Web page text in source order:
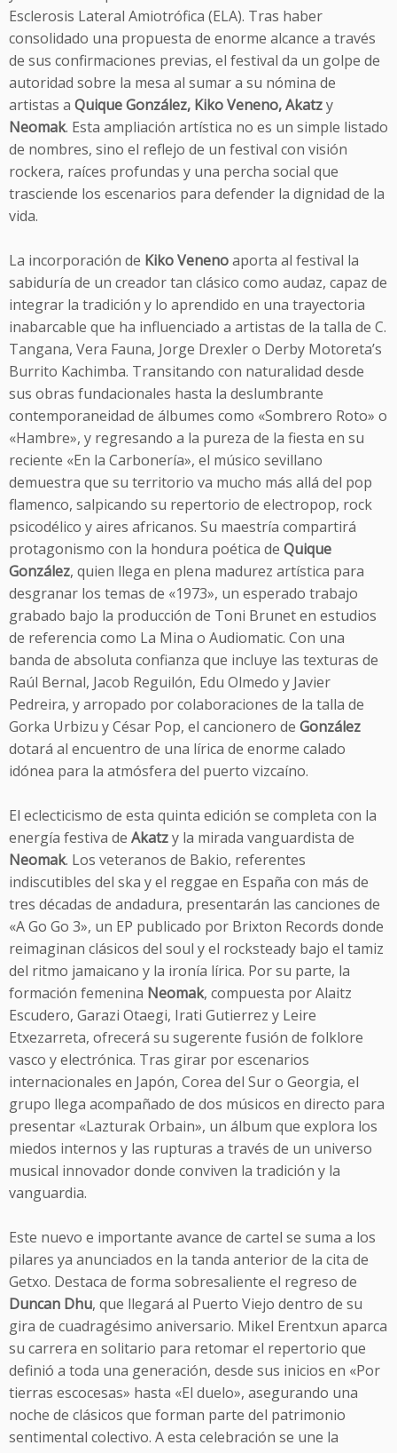
Esclerosis Lateral Amiotrófica (ELA). Tras haber
consolidado una propuesta de enorme alcance a través
de sus confirmaciones previas, el festival da un golpe de
autoridad sobre la mesa al sumar a su nómina de
artistas a Quique González, Kiko Veneno, Akatzy
Neomak. Esta ampliación artística no es un simple listado
de nombres, sino el reflejo de un festival con visión
rockera, raíces profundas y una percha social que
trasciende los escenarios para defender la dignidad de la
vida.
La incorporación de Kiko Venenoaporta al festival la
sabiduría de un creador tan clásico como audaz, capaz de
integrar la tradición y lo aprendido en una trayectoria
inabarcable que ha influenciado a artistas de la talla de C.
Tangana, Vera Fauna, Jorge Drexler o Derby Motoreta’s
Burrito Kachimba. Transitando con naturalidad desde
sus obras fundacionales hasta la deslumbrante
contemporaneidad de álbumes como «Sombrero Roto» o
«Hambre», y regresando a la pureza de la fiesta en su
reciente «En la Carbonería», el músico sevillano
demuestra que su territorio va mucho más allá del pop
flamenco, salpicando su repertorio de electropop, rock
psicodélico y aires africanos. Su maestría compartirá
protagonismo con la hondura poética de Quique
González, quien llega en plena madurez artística para
desgranar los temas de «1973», un esperado trabajo
grabado bajo la producción de Toni Brunet en estudios
de referencia como La Mina o Audiomatic. Con una
banda de absoluta confianza que incluye las texturas de
Raúl Bernal, Jacob Reguilón, Edu Olmedo y Javier
Pedreira, y arropado por colaboraciones de la talla de
Gorka Urbizu y César Pop, el cancionero de González
dotará al encuentro de una lírica de enorme calado
idónea para la atmósfera del puerto vizcaíno.
El eclecticismo de esta quinta edición se completa con la
energía festiva de Akatzy la mirada vanguardista de
Neomak. Los veteranos de Bakio, referentes
indiscutibles del ska y el reggae en España con más de
tres décadas de andadura, presentarán las canciones de
«A Go Go 3», un EP publicado por Brixton Records donde
reimaginan clásicos del soul y el rocksteady bajo el tamiz
del ritmo jamaicano y la ironía lírica. Por su parte, la
formación femenina Neomak, compuesta por Alaitz
Escudero, Garazi Otaegi, Irati Gutierrez y Leire
Etxezarreta, ofrecerá su sugerente fusión de folklore
vasco y electrónica. Tras girar por escenarios
internacionales en Japón, Corea del Sur o Georgia, el
grupo llega acompañado de dos músicos en directo para
presentar «Lazturak Orbain», un álbum que explora los
miedos internos y las rupturas a través de un universo
musical innovador donde conviven la tradición y la
vanguardia.
Este nuevo e importante avance de cartel se suma a los
pilares ya anunciados en la tanda anterior de la cita de
Getxo. Destaca de forma sobresaliente el regreso de
Duncan Dhu, que llegará al Puerto Viejo dentro de su
gira de cuadragésimo aniversario. Mikel Erentxun aparca
su carrera en solitario para retomar el repertorio que
definió a toda una generación, desde sus inicios en «Por
tierras escocesas» hasta «El duelo», asegurando una
noche de clásicos que forman parte del patrimonio
sentimental colectivo. A esta celebración se une la